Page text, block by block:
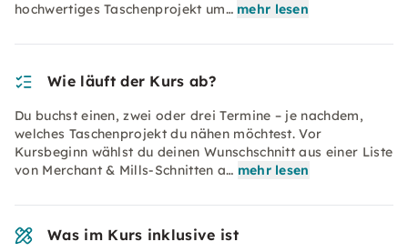
hochwertiges Taschenprojekt um… mehr lesen
Wie läuft der Kurs ab?
Du buchst einen, zwei oder drei Termine – je nachdem,
welches Taschenprojekt du nähen möchtest. Vor
Kursbeginn wählst du deinen Wunschschnitt aus einer Liste
von Merchant & Mills-Schnitten a… mehr lesen
Was im Kurs inklusive ist